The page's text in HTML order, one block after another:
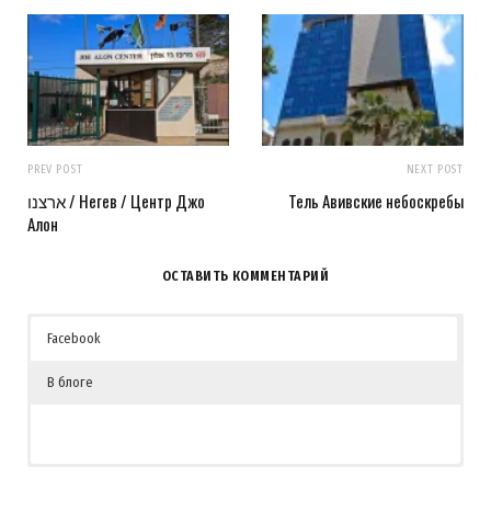
PREV POST
ארצנו / Негев / Центр Джо
Алон
NEXT POST
Тель Авивские небоскребы
ОСТАВИТЬ КОММЕНТАРИЙ
Facebook
В блоге